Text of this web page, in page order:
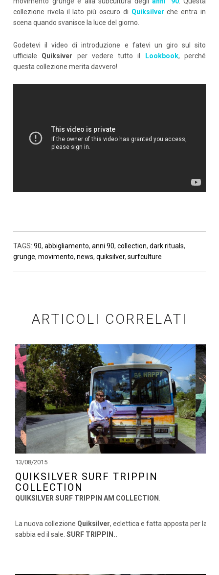
collezione rivela il lato più oscuro di Quiksilver che entra in
scena quando svanisce la luce del giorno.
Godetevi il video di introduzione e fatevi un giro sul sito
ufficiale Quiksiver per vedere tutto il Lookbook, perché
questa collezione merita davvero!
TAGS: 90, abbigliamento, anni 90, collection, dark rituals,
grunge, movimento, news, quiksilver, surfculture
ARTICOLI CORRELATI
13/08/2015
QUIKSILVER SURF TRIPPIN
COLLECTION
QUIKSILVER SURF TRIPPIN AM COLLECTION
La nuova collezione Quiksilver, eclettica e fatta apposta per la
sabbia ed il sale. SURF TRIPPIN..